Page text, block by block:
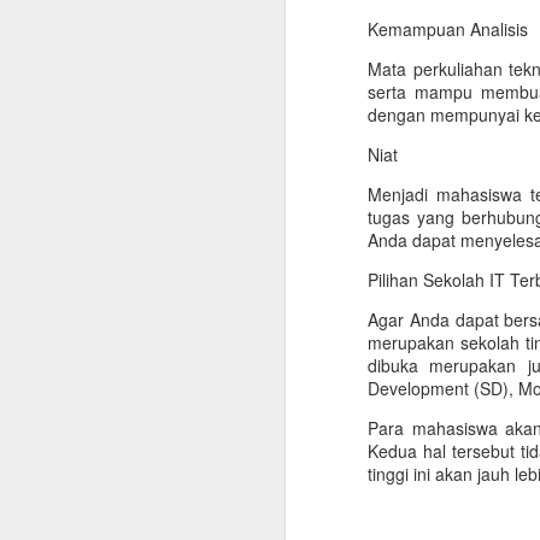
Kemampuan Analisis
Mata perkuliahan
serta mampu
dengan mempunyai
Niat
Menjadi mahasiswa
tugas yang
Anda dapat
Pilihan Sekolah IT
Agar Anda dapat
merupakan sekolah
dibuka merupakan
Development (SD),
Para mahasiswa
Kedua hal tersebut
tinggi ini akan jauh